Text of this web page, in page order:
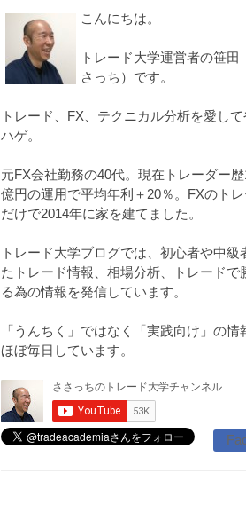
こんにちは。
トレード大学運営者の笹田
さっち）です。
トレード、FX、テクニカル分析を愛し
ハゲ。
元FX会社勤務の40代。現在トレーダー
億円の運用で平均年利＋20％。FXのト
だけで2014年に家を建てました。
トレード大学ブログでは、初心者や中級
たトレード情報、相場分析、トレードで
る為の情報を発信しています。
「うんちく」ではなく「実践向け」の情
ほぼ毎日しています。